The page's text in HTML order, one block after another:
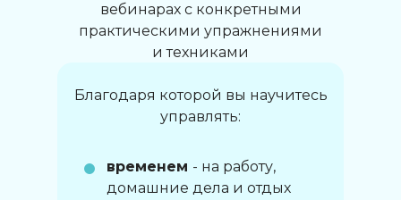
вебинарах с конкретными
практическими упражнениями
и техниками
Благодаря которой вы научитесь
управлять:
временем - на работу,
домашние дела и отдых